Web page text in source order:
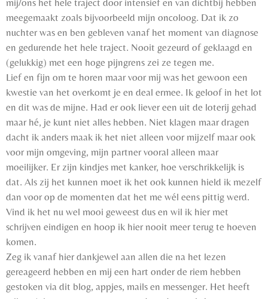
mij/ons het hele traject door intensief en van dichtbij hebben
meegemaakt zoals bijvoorbeeld mijn oncoloog. Dat ik zo
nuchter was en ben gebleven vanaf het moment van diagnose
en gedurende het hele traject. Nooit gezeurd of geklaagd en
(gelukkig) met een hoge pijngrens zei ze tegen me.
Lief en fijn om te horen maar voor mij was het gewoon een
kwestie van het overkomt je en deal ermee. Ik geloof in het lot
en dit was de mijne. Had er ook liever een uit de loterij gehad
maar hé, je kunt niet alles hebben. Niet klagen maar dragen
dacht ik anders maak ik het niet alleen voor mijzelf maar ook
voor mijn omgeving, mijn partner vooral alleen maar
moeilijker. Er zijn kindjes met kanker, hoe verschrikkelijk is
dat. Als zij het kunnen moet ik het ook kunnen hield ik mezelf
dan voor op de momenten dat het me wél eens pittig werd.
Vind ik het nu wel mooi geweest dus en wil ik hier met
schrijven eindigen en hoop ik hier nooit meer terug te hoeven
komen.
Zeg ik vanaf hier dankjewel aan allen die na het lezen
gereageerd hebben en mij een hart onder de riem hebben
gestoken via dit blog, appjes, mails en messenger. Het heeft